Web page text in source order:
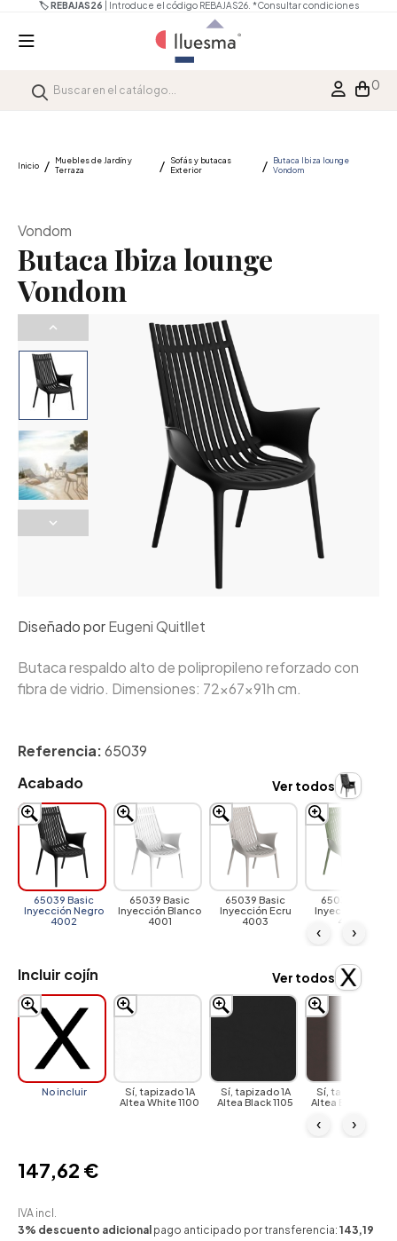
🏷️ REBAJAS26 | Introduce el código REBAJAS26. *Consultar condiciones
0
Inicio
Muebles de Jardín y
Terraza
Sofás y butacas
Exterior
Butaca Ibiza lounge
Vondom
Vondom
Butaca Ibiza lounge
Vondom
Diseñado porEugeni Quitllet
Butaca respaldo alto de polipropileno reforzado con
fibra de vidrio. Dimensiones: 72x67x91h cm.
Referencia:65039
Acabado
65039 Basic
Inyección Negro
4002
65039 Basic
Inyección Blanco
4001
65039 Basic
Inyección Ecru
4003
65039 Basic
Inyección Jade
4028
‹ ›
Ver todos
Incluir cojín
No incluir
Sí, tapizado 1A
Altea White 1100
Sí, tapizado 1A
Altea Black 1105
Sí, tapizado 1A
Altea Brown 1104
‹ ›
Ver todos
147,62 €
IVA incl.
3% descuento adicional pago anticipado por transferencia: 143,19